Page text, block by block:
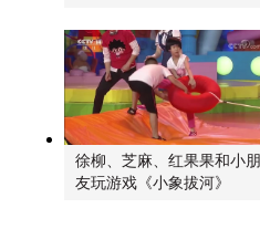
徐柳、芝麻、红果果和小朋
友玩游戏《小象拔河》